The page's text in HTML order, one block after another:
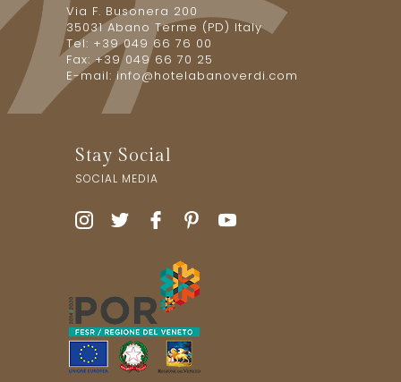
Via F. Busonera 200
35031 Abano Terme (PD) Italy
Tel: +39 049 66 76 00
Fax: +39 049 66 70 25
E-mail:info@hotelabanoverdi.com
Stay Social
SOCIAL MEDIA